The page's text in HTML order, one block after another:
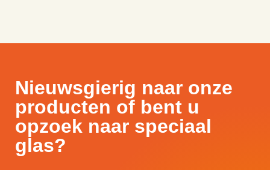
Nieuwsgierig naar onze
producten of bent u
opzoek naar speciaal
glas?